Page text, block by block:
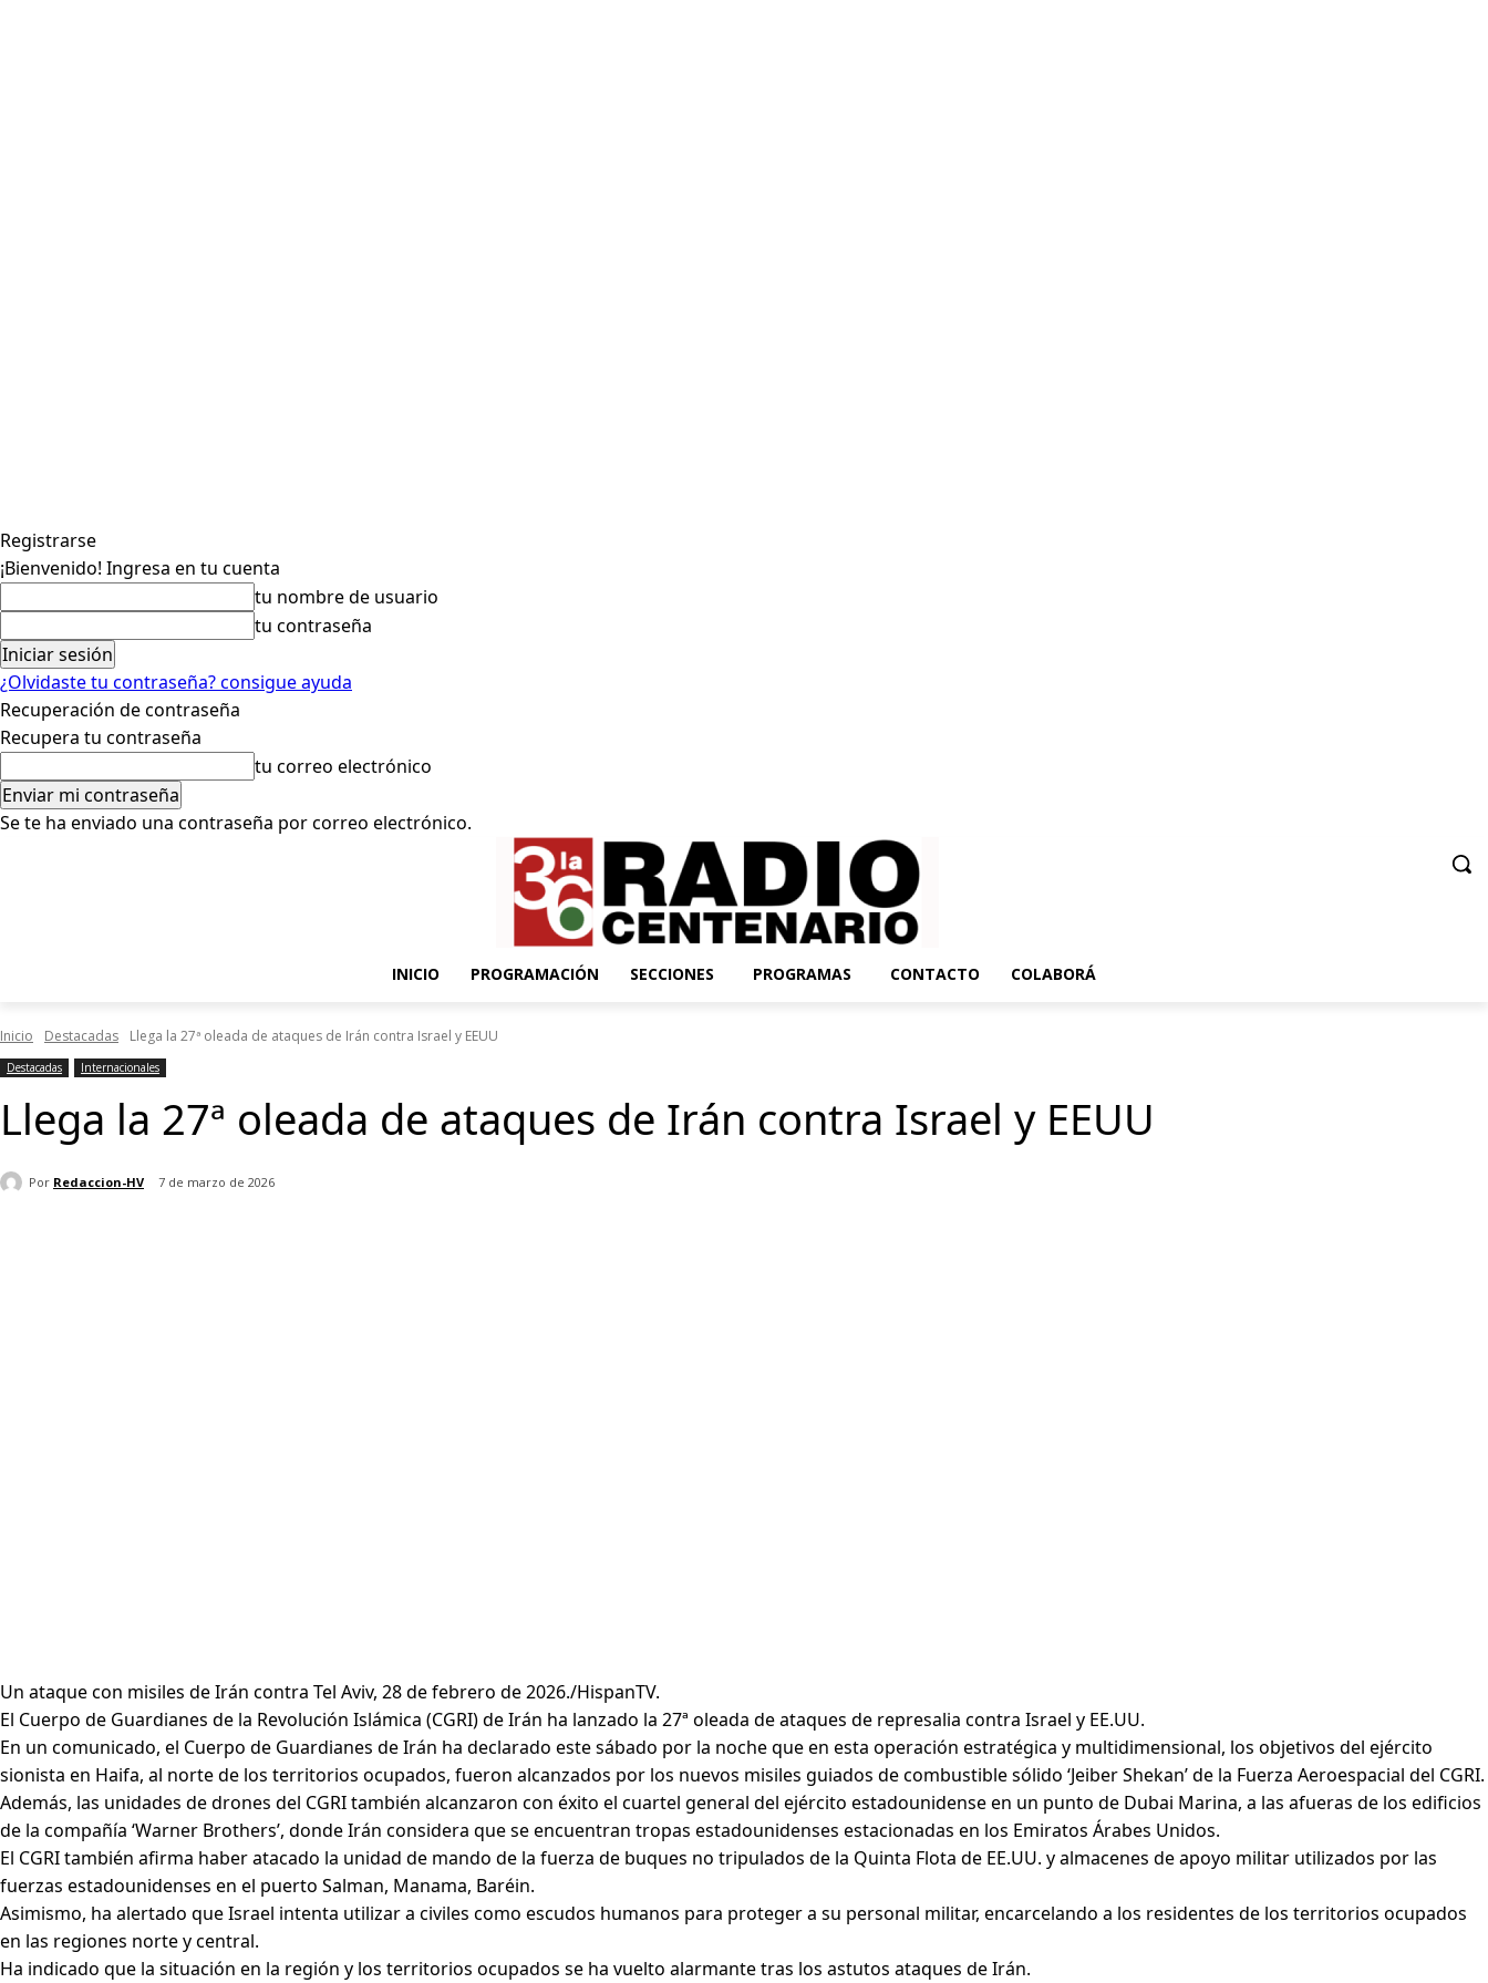
Registrarse
¡Bienvenido! Ingresa en tu cuenta
tu nombre de usuario
tu contraseña
¿Olvidaste tu contraseña? consigue ayuda
Recuperación de contraseña
Recupera tu contraseña
tu correo electrónico
Se te ha enviado una contraseña por correo electrónico.
INICIO PROGRAMACIÓN SECCIONES PROGRAMAS CONTACTO COLABORÁ
Inicio Destacadas Llega la 27ª oleada de ataques de Irán contra Israel y EEUU
Destacadas Internacionales
Llega la 27ª oleada de ataques de Irán contra Israel y EEUU
Por Redaccion-HV 7 de marzo de 2026
Un ataque con misiles de Irán contra Tel Aviv, 28 de febrero de 2026./HispanTV.
El Cuerpo de Guardianes de la Revolución Islámica (CGRI) de Irán ha lanzado la 27ª oleada de ataques de represalia contra Israel y EE.UU.
En un comunicado, el Cuerpo de Guardianes de Irán ha declarado este sábado por la noche que en esta operación estratégica y multidimensional, los objetivos del ejército
sionista en Haifa, al norte de los territorios ocupados, fueron alcanzados por los nuevos misiles guiados de combustible sólido ‘Jeiber Shekan’ de la Fuerza Aeroespacial del CGRI.
Además, las unidades de drones del CGRI también alcanzaron con éxito el cuartel general del ejército estadounidense en un punto de Dubai Marina, a las afueras de los edificios
de la compañía ‘Warner Brothers’, donde Irán considera que se encuentran tropas estadounidenses estacionadas en los Emiratos Árabes Unidos.
El CGRI también afirma haber atacado la unidad de mando de la fuerza de buques no tripulados de la Quinta Flota de EE.UU. y almacenes de apoyo militar utilizados por las
fuerzas estadounidenses en el puerto Salman, Manama, Baréin.
Asimismo, ha alertado que Israel intenta utilizar a civiles como escudos humanos para proteger a su personal militar, encarcelando a los residentes de los territorios ocupados
en las regiones norte y central.
Ha indicado que la situación en la región y los territorios ocupados se ha vuelto alarmante tras los astutos ataques de Irán.